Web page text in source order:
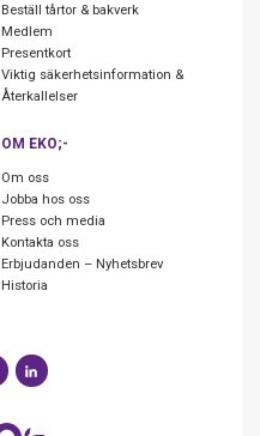
Beställ tårtor & bakverk
Medlem
Presentkort
Viktig säkerhetsinformation &
Återkallelser
OM EKO;-
Om oss
Jobba hos oss
Press och media
Kontakta oss
Erbjudanden – Nyhetsbrev
Historia